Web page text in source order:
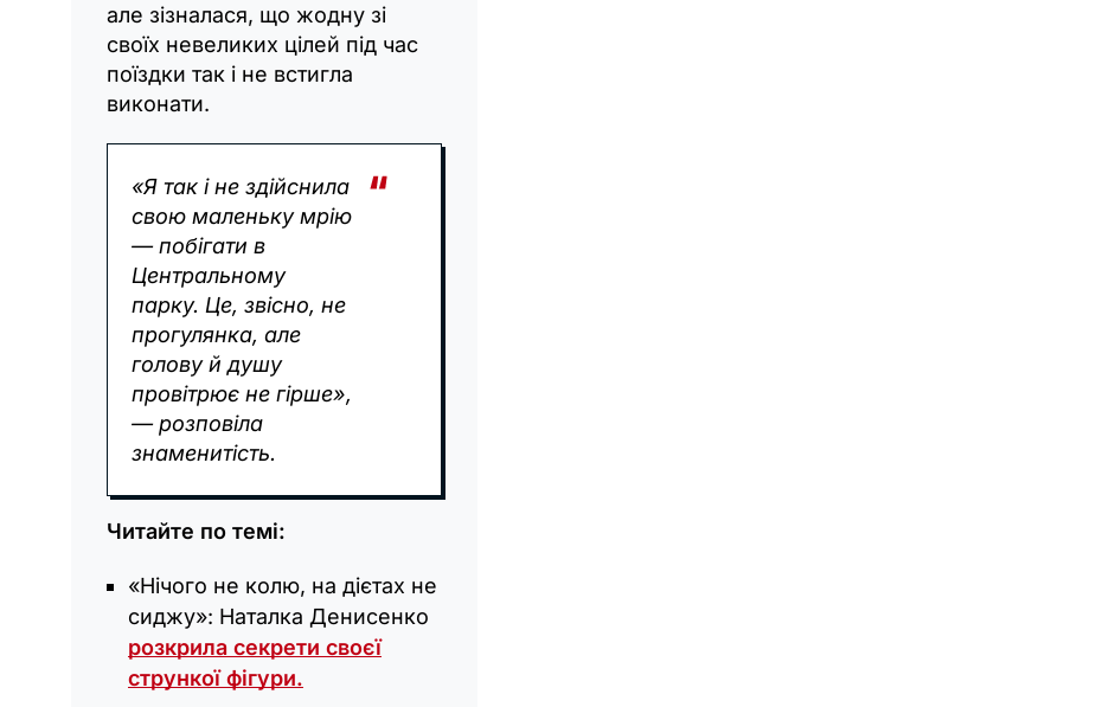
але зізналася, що жодну зі
своїх невеликих цілей під час
поїздки так і не встигла
виконати.
«Я так і не здійснила
свою маленьку мрію
— побігати в
Центральному
парку. Це, звісно, не
прогулянка, але
голову й душу
провітрює не гірше»,
— розповіла
знаменитість.
Читайте по темі:
«Нічого не колю, на дієтах не
сиджу»: Наталка Денисенко
розкрила секрети своєї
стрункої фігури.